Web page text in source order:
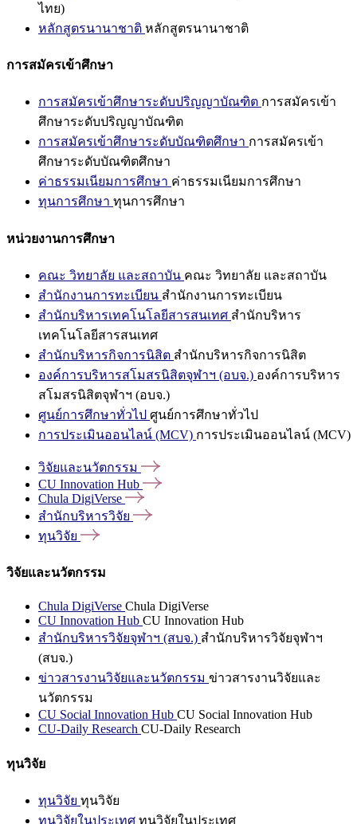
ไทย)
หลักสูตรนานาชาติ หลักสูตรนานาชาติ
การสมัครเข้าศึกษา
การสมัครเข้าศึกษาระดับปริญญาบัณฑิต การสมัครเข้า
ศึกษาระดับปริญญาบัณฑิต
การสมัครเข้าศึกษาระดับบัณฑิตศึกษา การสมัครเข้า
ศึกษาระดับบัณฑิตศึกษา
ค่าธรรมเนียมการศึกษา ค่าธรรมเนียมการศึกษา
ทุนการศึกษา ทุนการศึกษา
หน่วยงานการศึกษา
คณะ วิทยาลัย และสถาบัน คณะ วิทยาลัย และสถาบัน
สำนักงานการทะเบียน สำนักงานการทะเบียน
สำนักบริหารเทคโนโลยีสารสนเทศ สำนักบริหาร
เทคโนโลยีสารสนเทศ
สำนักบริหารกิจการนิสิต สำนักบริหารกิจการนิสิต
องค์การบริหารสโมสรนิสิตจุฬาฯ (อบจ.) องค์การบริหาร
สโมสรนิสิตจุฬาฯ (อบจ.)
ศูนย์การศึกษาทั่วไป ศูนย์การศึกษาทั่วไป
การประเมินออนไลน์ (MCV) การประเมินออนไลน์ (MCV)
วิจัยและนวัตกรรม
CU Innovation Hub
Chula DigiVerse
สำนักบริหารวิจัย
ทุนวิจัย
วิจัยและนวัตกรรม
Chula DigiVerse Chula DigiVerse
CU Innovation Hub CU Innovation Hub
สำนักบริหารวิจัยจุฬาฯ (สบจ.) สำนักบริหารวิจัยจุฬาฯ
(สบจ.)
ข่าวสารงานวิจัยและนวัตกรรม ข่าวสารงานวิจัยและ
นวัตกรรม
CU Social Innovation Hub CU Social Innovation Hub
CU-Daily Research CU-Daily Research
ทุนวิจัย
ทุนวิจัย ทุนวิจัย
ทุนวิจัยในประเทศ ทุนวิจัยในประเทศ